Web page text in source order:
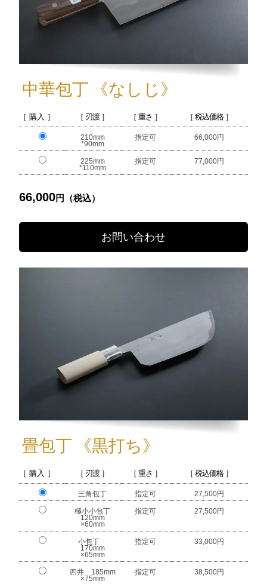
中華包丁 《なしじ》
［ 購入 ］ ［ 刃渡 ］ ［ 重さ ］ ［ 税込価格 ］
210mm
*90mm
指定可 66,000円
225mm
*110mm
指定可 77,000円
66,000円（税込）
お問い合わせ
畳包丁 《黒打ち》
［ 購入 ］ ［ 刃渡 ］ ［ 重さ ］ ［ 税込価格 ］
三角包丁 指定可 27,500円
極小小包丁
120mm
×60mm
指定可 27,500円
小包丁
170mm
×65mm
指定可 33,000円
四井 185mm
×75mm
指定可 38,500円